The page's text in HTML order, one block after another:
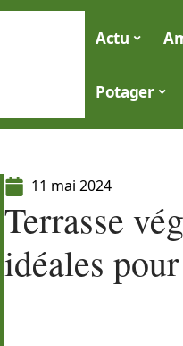
Actu
Potager
11 mai 2024
Terrasse
idéales